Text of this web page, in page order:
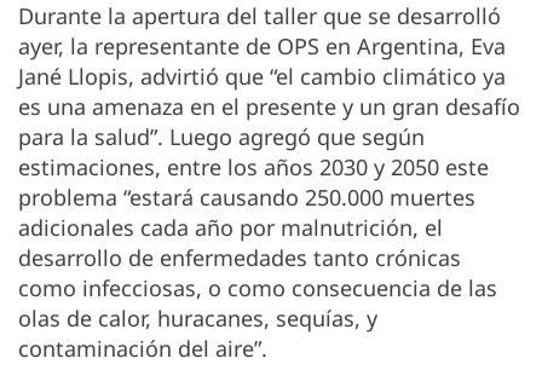
Durante la apertura del taller que se desarrolló
ayer, la representante de OPS en Argentina, Eva
Jané Llopis, advirtió que “el cambio climático ya
es una amenaza en el presente y un gran desafío
para la salud”. Luego agregó que según
estimaciones, entre los años 2030 y 2050 este
problema “estará causando 250.000 muertes
adicionales cada año por malnutrición, el
desarrollo de enfermedades tanto crónicas
como infecciosas, o como consecuencia de las
olas de calor, huracanes, sequías, y
contaminación del aire”.